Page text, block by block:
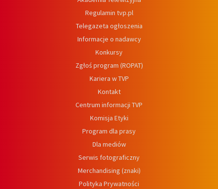
Regulamin tvp.pl
Telegazeta ogłoszenia
Informacje o nadawcy
Konkursy
Zgłoś program (ROPAT)
Kariera w TVP
Kontakt
Centrum informacji TVP
Komisja Etyki
Program dla prasy
Dla mediów
Serwis fotograficzny
Merchandising (znaki)
Polityka Prywatności